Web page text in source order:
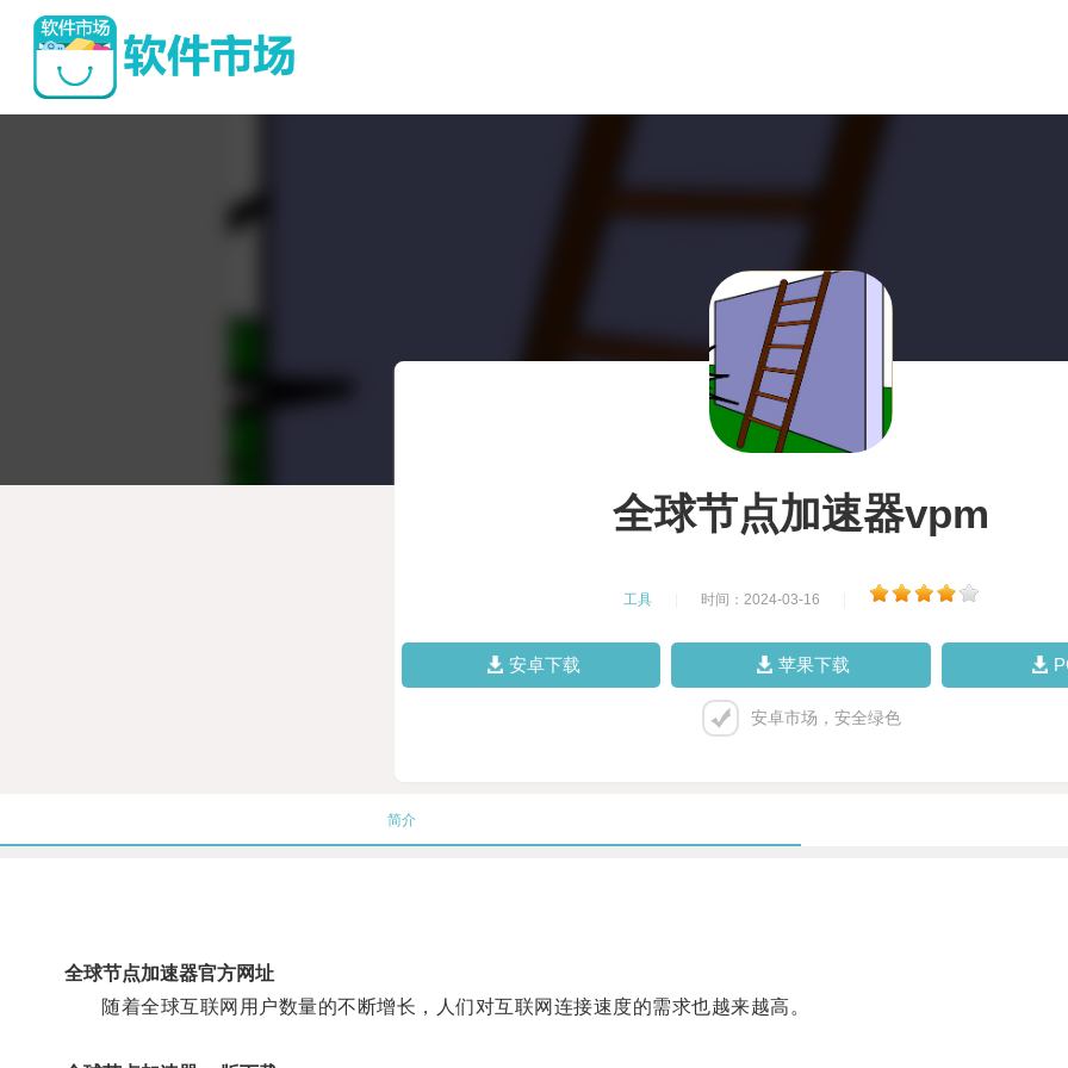
全球节点加速器vpm
工具 时间：2024-03-16
安卓下载 苹果下载
安卓市场，安全绿色
简介
全球节点加速器官方网址
随着全球互联网用户数量的不断增长，人们对互联网连接速度的需求也越来越高。